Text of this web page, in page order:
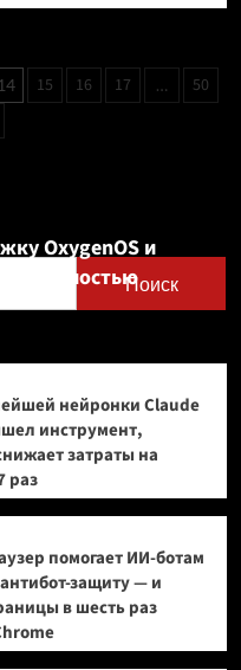
14 15 16 17 …
50
Поиск
OxygenOS и
полностью
нейронки Claude
инструмент,
затраты на
раз
помогает ИИ-ботам
защиту — и
в шесть раз